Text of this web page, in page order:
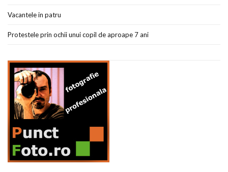
Vacantele in patru
Protestele prin ochii unui copil de aproape 7 ani